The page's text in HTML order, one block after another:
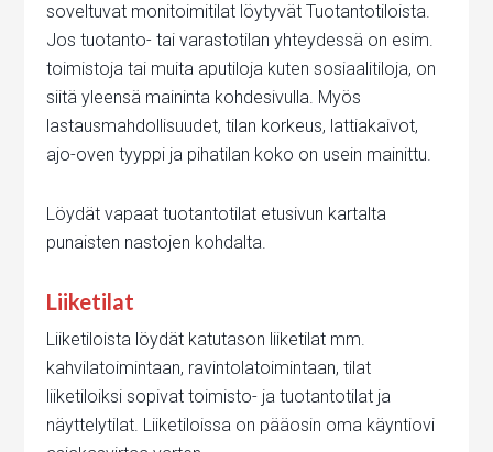
soveltuvat monitoimitilat löytyvät Tuotantotiloista.
Jos tuotanto- tai varastotilan yhteydessä on esim.
toimistoja tai muita aputiloja kuten sosiaalitiloja, on
siitä yleensä maininta kohdesivulla. Myös
lastausmahdollisuudet, tilan korkeus, lattiakaivot,
ajo-oven tyyppi ja pihatilan koko on usein mainittu.
Löydät vapaat tuotantotilat etusivun kartalta
punaisten nastojen kohdalta.
Liiketilat
Liiketiloista löydät katutason liiketilat mm.
kahvilatoimintaan, ravintolatoimintaan, tilat
liiketiloiksi sopivat toimisto- ja tuotantotilat ja
näyttelytilat. Liiketiloissa on pääosin oma käyntiovi